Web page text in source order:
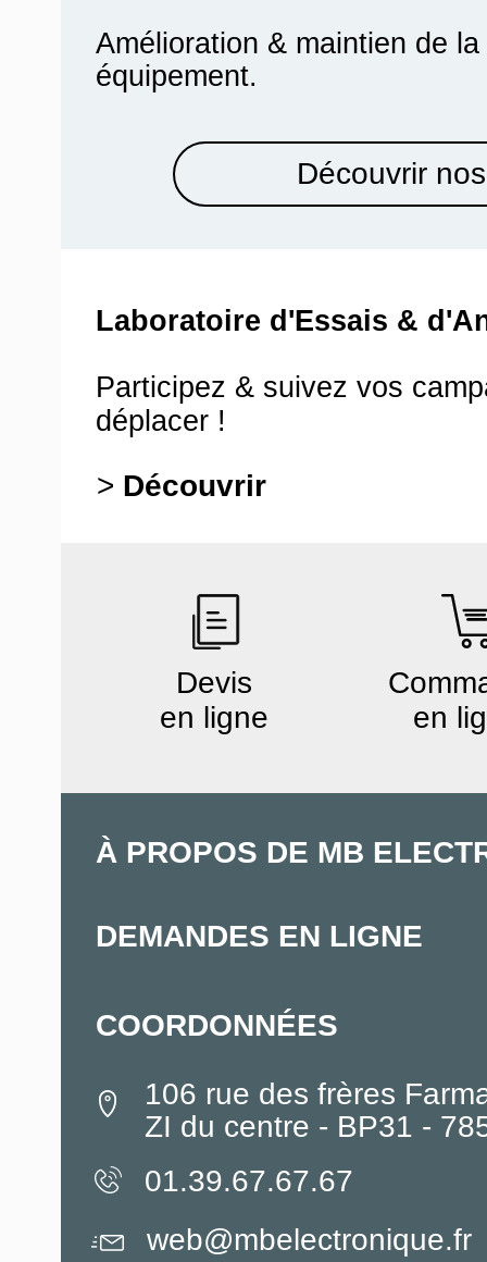
Amélioration & maintien de la
équipement.
Découvrir
Laboratoire d'Essais &
Participez & suivez vos
déplacer !
> Découvrir
Devis
en ligne
en
À PROPOS DE MB
DEMANDES EN LIGNE
COORDONNÉES
106 rue des frères
ZI du centre - BP31 -
01.39.67.67.67
web@mbelectronique.fr